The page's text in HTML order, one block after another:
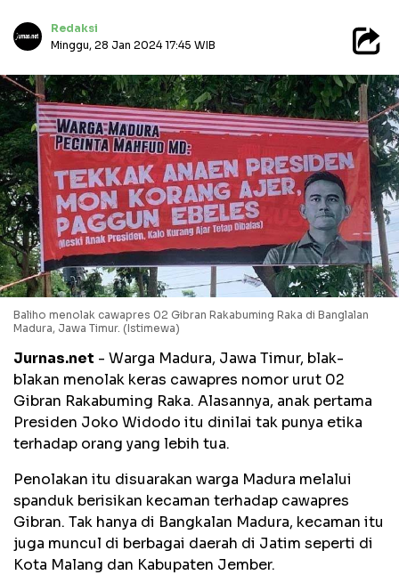
Redaksi
Minggu, 28 Jan 2024 17:45 WIB
Baliho menolak cawapres 02 Gibran Rakabuming Raka di Banglalan
Madura, Jawa Timur. (Istimewa)
Jurnas.net - Warga Madura, Jawa Timur, blak-
blakan menolak keras cawapres nomor urut 02
Gibran Rakabuming Raka. Alasannya, anak pertama
Presiden Joko Widodo itu dinilai tak punya etika
terhadap orang yang lebih tua.
Penolakan itu disuarakan warga Madura melalui
spanduk berisikan kecaman terhadap cawapres
Gibran. Tak hanya di Bangkalan Madura, kecaman itu
juga muncul di berbagai daerah di Jatim seperti di
Kota Malang dan Kabupaten Jember.